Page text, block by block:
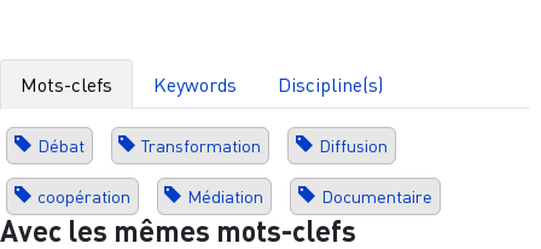
Mots-clefs Keywords Discipline(s)
Débat Transformation Diffusion
coopération Médiation Documentaire
Avec les mêmes mots-clefs